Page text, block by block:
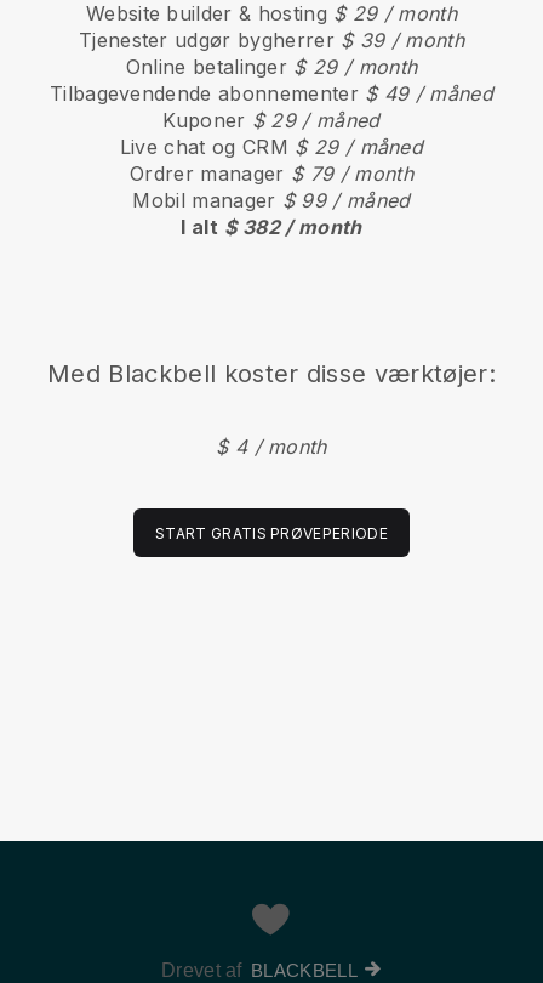
Website builder & hosting $ 29 / month
Tjenester udgør bygherrer $ 39 / month
Online betalinger $ 29 / month
Tilbagevendende abonnementer $ 49 / måned
Kuponer $ 29 / måned
Live chat og CRM $ 29 / måned
Ordrer manager $ 79 / month
Mobil manager $ 99 / måned
I alt $ 382 / month
Med Blackbell koster disse værktøjer:
$ 4 / month
START GRATIS PRØVEPERIODE
Drevet af BLACKBELL